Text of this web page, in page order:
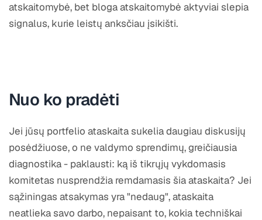
atskaitomybė, bet bloga atskaitomybė aktyviai slepia
signalus, kurie leistų anksčiau įsikišti.
Nuo ko pradėti
Jei jūsų portfelio ataskaita sukelia daugiau diskusijų
posėdžiuose, o ne valdymo sprendimų, greičiausia
diagnostika - paklausti: ką iš tikrųjų vykdomasis
komitetas nusprendžia remdamasis šia ataskaita? Jei
sąžiningas atsakymas yra "nedaug", ataskaita
neatlieka savo darbo, nepaisant to, kokia techniškai